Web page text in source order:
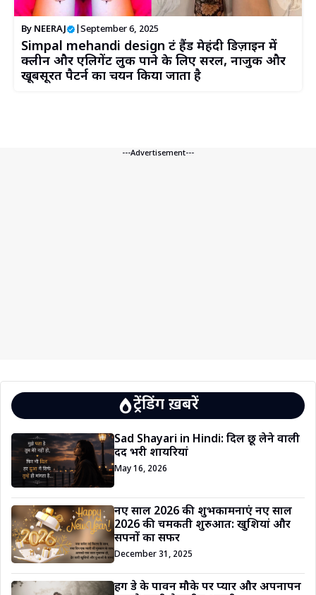
By NEERAJ September 6, 2025
Simpal mehandi design फ्रंट हैंड मेहंदी डिज़ाइन में
क्लीन और एलिगेंट लुक पाने के लिए सरल, नाजुक और
खूबसूरत पैटर्न का चयन किया जाता है
---Advertisement---
ट्रेंडिंग ख़बरें
Sad Shayari in Hindi: दिल छू लेने वाली
दर्द भरी शायरियां
May 16, 2026
नए साल 2026 की शुभकामनाएं नए साल
2026 की चमकती शुरुआत: खुशियां और
सपनों का सफर
December 31, 2025
हग डे के पावन मौके पर प्यार और अपनापन